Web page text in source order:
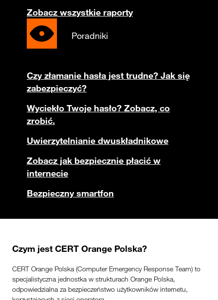
Zobacz wszystkie raporty
Poradniki
Czy złamanie hasła jest trudne? Jak się
zabezpieczyć?
Wyciekło Twoje hasło? Zobacz, co
zrobić.
Uwierzytelnianie dwuskładnikowe
Zobacz jak bezpiecznie płacić w
internecie
Bezpieczny smartfon
Czym jest CERT Orange Polska?
CERT Orange Polska (Computer Emergency Response Team) to
specjalistyczna jednostka w strukturach Orange Polska,
odpowiedzialna za bezpieczeństwo użytkowników internetu,